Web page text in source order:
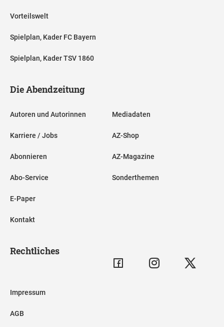
Vorteilswelt
Spielplan, Kader FC Bayern
Spielplan, Kader TSV 1860
Die Abendzeitung
Autoren und Autorinnen
Karriere / Jobs
Abonnieren
Abo-Service
E-Paper
Kontakt
Mediadaten
AZ-Shop
AZ-Magazine
Sonderthemen
Rechtliches
Impressum
AGB